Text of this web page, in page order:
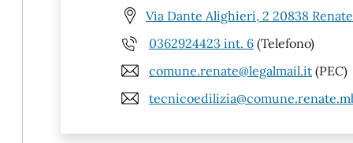
Via Dante Alighieri, 2 20838
0362924423 int. 6 (Telefono)
comune.renate@legalmail.it (PEC)